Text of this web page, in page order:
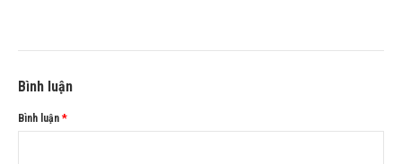
Bình luận
Bình luận *